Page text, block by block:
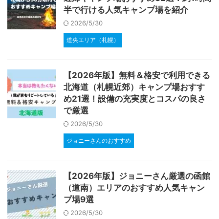
半で行ける人気キャンプ場を紹介
2026/5/30
道央エリア（札幌）
【2026年版】無料＆格安で利用できる
北海道（札幌近郊）キャンプ場おすす
め21選！設備の充実度とコスパの良さ
で厳選
2026/5/30
ジョニーさんのおすすめ
【2026年版】ジョニーさん厳選の函館
（道南）エリアのおすすめ人気キャン
プ場9選
2026/5/30